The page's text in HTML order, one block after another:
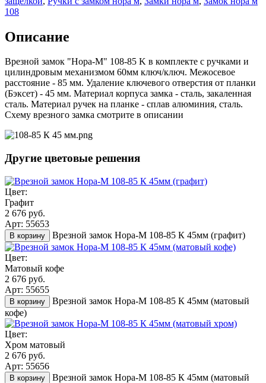
108
Описание
Врезной замок "Нора-М" 108-85 K в комплекте с ручками и
цилиндровым механизмом 60мм ключ/ключ. Межосевое
расстояние - 85 мм. Удаление ключевого отверстия от планки
(Бэксет) - 45 мм. Материал корпуса замка - сталь, закаленная
сталь. Материал ручек на планке - сплав алюминия, сталь.
Схему врезного замка смотрите в описании
Другие цветовые решения
Цвет:
Графит
2 676 руб.
Арт: 55653
В корзину Врезной замок Нора-М 108-85 К 45мм (графит)
Цвет:
Матовый кофе
2 676 руб.
Арт: 55655
В корзину
Врезной замок Нора-М 108-85 К 45мм (матовый
кофе)
Цвет:
Хром матовый
2 676 руб.
Арт: 55656
В корзину
Врезной замок Нора-М 108-85 К 45мм (матовый